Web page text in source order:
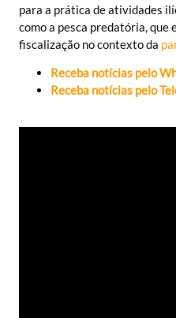
para a prática de atividades
como a pesca predatória,
fiscalização no contexto da
Receba notícias pelo
Receba notícias pelo